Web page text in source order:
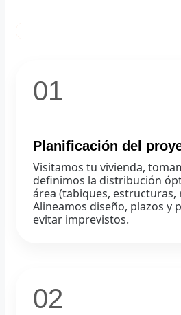
01
Planificación del
Visitamos tu vivienda,
definimos la distribución
área (tabiques, estructuras,
Alineamos diseño, plazos y
evitar imprevistos.
02